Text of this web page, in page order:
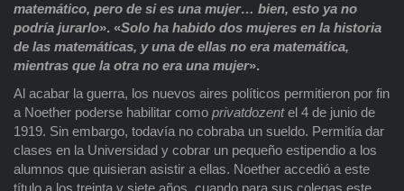
matemático, pero de si es una mujer… bien, esto ya no
podría jurarlo». «Solo ha habido dos mujeres en la historia
de las matemáticas, y una de ellas no era matemática,
mientras que la otra no era una mujer».
Al acabar la guerra, los nuevos aires políticos permitieron por fin
a Noether poderse habilitar como privatdozentel 4 de junio de
1919. Sin embargo, todavía no cobraba un sueldo. Permitía dar
clases en la Universidad y cobrar un pequeño estipendio a los
alumnos que quisieran asistir a ellas. Noether accedió a este